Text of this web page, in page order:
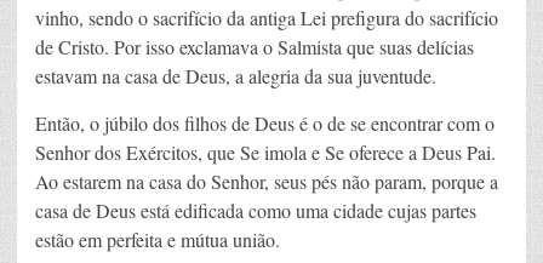
vinho, sendo o sacrifício da antiga Lei prefigura do sacrifício
de Cristo. Por isso exclamava o Salmista que suas delícias
estavam na casa de Deus, a alegria da sua juventude.
Então, o júbilo dos filhos de Deus é o de se encontrar com o
Senhor dos Exércitos, que Se imola e Se oferece a Deus Pai.
Ao estarem na casa do Senhor, seus pés não param, porque a
casa de Deus está edificada como uma cidade cujas partes
estão em perfeita e mútua união.